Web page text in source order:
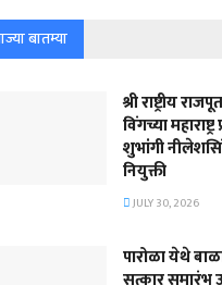
बातम्या
श्री राष्ट्रीय
विंगच्या
शुभांगी
नियुक्ती
JULY 30, 2026
पारोळा येथे